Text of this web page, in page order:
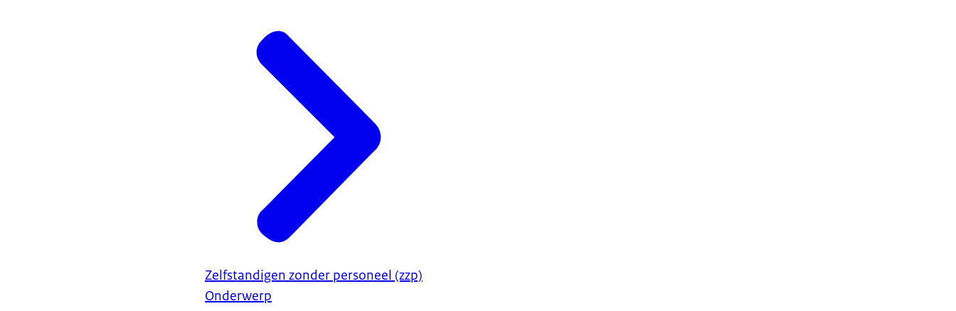
Zelfstandigen zonder personeel (zzp)
Onderwerp